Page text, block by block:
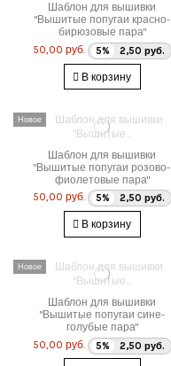
Шаблон для вышивки
"Вышитые попугаи красно-
бирюзовые пара"
50,00 руб.
5% 2,50 руб.
В корзину
Новое
Шаблон для вышивки
"Вышитые попугаи розово-
фиолетовые пара"
50,00 руб.
5% 2,50 руб.
В корзину
Новое
Шаблон для вышивки
"Вышитые попугаи сине-
голубые пара"
50,00 руб.
5% 2,50 руб.